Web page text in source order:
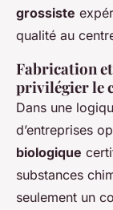
grossiste
qualité au
Fabrication
privilégier le
Dans une
d’entreprises
biologique
substances
seulement un